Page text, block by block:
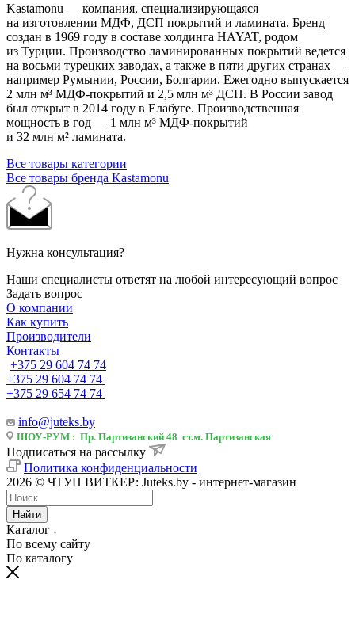
Kastamonu — компания, специализирующаяся
на изготовлении МДФ, ДСП покрытий и ламината. Бренд
создан в 1969 году в составе холдинга HAYAT, родом
из Турции. Производство ламинированных покрытий ведется
на восьми турецких заводах, а также в пяти других странах —
например Румынии, России, Болгарии. Ежегодно выпускается
2 млн м³ МДФ-покрытий и 2,5 млн м³ ДСП. В России завод
был открыт в 2014 году в Елабуге. Производственная
мощность в год — 1 млн м³ МДФ-покрытий
и 32 млн м² ламината.
Все товары категории
Все товары бренда Kastamonu
Нужна консультация?
Наши специалисты ответят на любой интересующий вопрос
Задать вопрос
О компании
Как купить
Производители
Контакты
+375 29 604 74 74
+375 29 604 74 74
+375 29 654 74 74
info@juteks.by
ШОУ-РУМ : Пр. Партизанский 48 ст.м. Партизанская
Подписаться на рассылку
Политика конфиденциальности
2026 © ЧТУП ВИТКЕР: Juteks.by - интернет-магазин
Найти
Каталог
По всему сайту
По каталогу